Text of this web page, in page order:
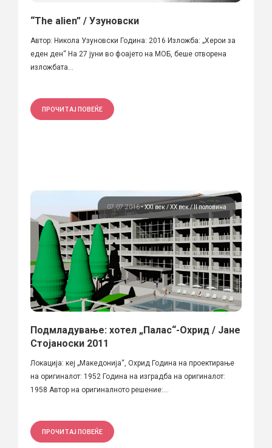
“The alien” / Узуновски
Автор: Никола Узуновски Година: 2016 Изложба: „Херои за
еден ден“ На 27 јуни во фоајето на МОБ, беше отворена
изложбата...
ПРОЧИТАЈ ПОВЕЌЕ
07.07.2016•XXI век ХХ век / II половина
Подмладување: хотел „Палас“-Охрид / Јане
Стојаноски 2011
Локација: кеј „Македонија“, Охрид Година на проектирање
на оригиналот: 1952 Година на изградба на оригиналот:
1958 Автор на оригиналното решение:...
ПРОЧИТАЈ ПОВЕЌЕ